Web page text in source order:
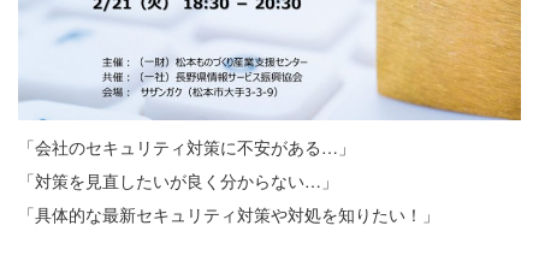
「会社のセキュリティ対策に不安がある…」
「対策を見直したいが良く分からない…」
「具体的な最新セキュリティ対策や対処を知りたい！」